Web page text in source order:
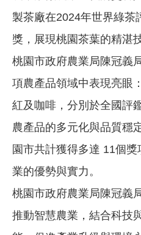
製茶廠在2024年世界綠茶
獎，展現桃園茶葉的精湛
桃園市政府農業局陳冠義
項農產品領域中表現亮眼
紅及咖啡，分別於全國評
農產品的多元化與品質穩
園市共計獲得多達 11個
業的優勢與實力。
桃園市政府農業局陳冠義
推動智慧農業，結合科技